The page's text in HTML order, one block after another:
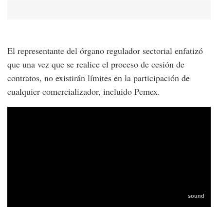
El representante del órgano regulador sectorial enfatizó
que una vez que se realice el proceso de cesión de
contratos, no existirán límites en la participación de
cualquier comercializador, incluido Pemex.